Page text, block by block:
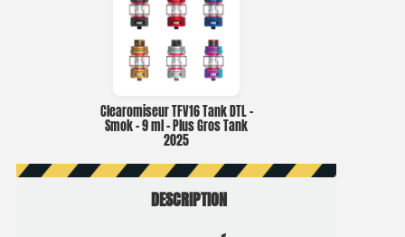
Clearomiseur TFV16 Tank DTL –
Smok – 9 ml – Plus Gros Tank
2025
DESCRIPTION